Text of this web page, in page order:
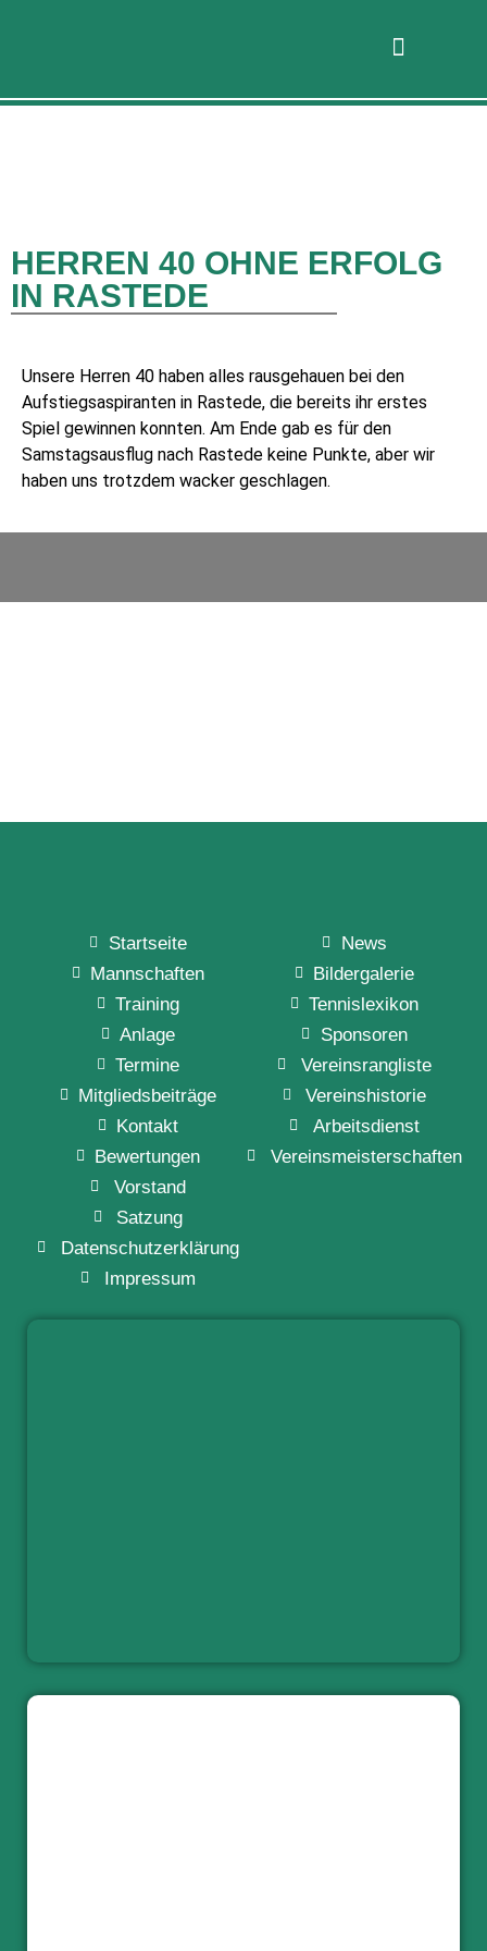
HERREN 40 OHNE ERFOLG
IN RASTEDE
Unsere Herren 40 haben alles rausgehauen bei den
Aufstiegsaspiranten in Rastede, die bereits ihr erstes
Spiel gewinnen konnten. Am Ende gab es für den
Samstagsausflug nach Rastede keine Punkte, aber wir
haben uns trotzdem wacker geschlagen.
Startseite
Mannschaften
Training
Anlage
News
Bildergalerie
Tennislexikon
Sponsoren
Termine
Mitgliedsbeiträge
Kontakt
Bewertungen
Vereinsrangliste
Vereinshistorie
Arbeitsdienst
Vereinsmeisterschaften
Vorstand
Satzung
Datenschutzerklärung
Impressum